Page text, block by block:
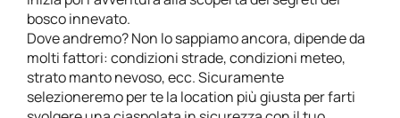
bosco innevato.
Dove andremo? Non lo sappiamo ancora, dipende da
molti fattori: condizioni strade, condizioni meteo,
strato manto nevoso, ecc. Sicuramente
selezioneremo per te la location più giusta per farti